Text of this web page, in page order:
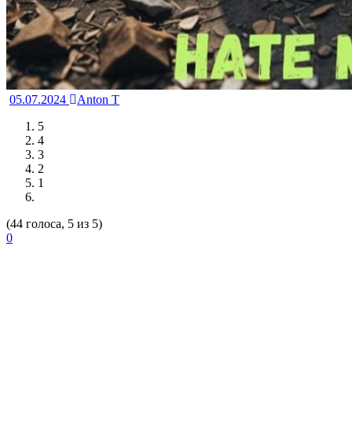
05.07.2024
Anton T
5
4
3
2
1
(44 голоса, 5 из 5)
0